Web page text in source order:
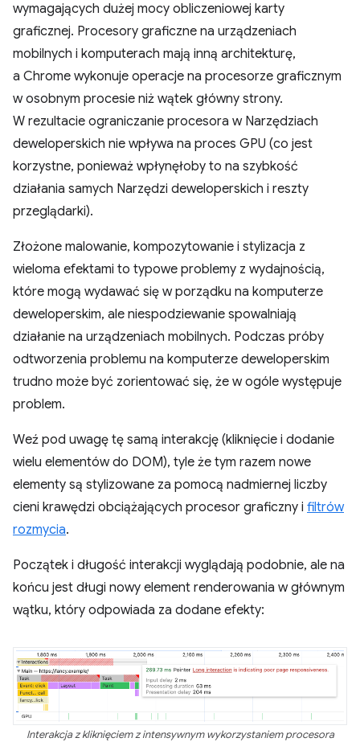
wymagających dużej mocy obliczeniowej karty
graficznej. Procesory graficzne na urządzeniach
mobilnych i komputerach mają inną architekturę,
a Chrome wykonuje operacje na procesorze graficznym
w osobnym procesie niż wątek główny strony.
W rezultacie ograniczanie procesora w Narzędziach
deweloperskich nie wpływa na proces GPU (co jest
korzystne, ponieważ wpłynęłoby to na szybkość
działania samych Narzędzi deweloperskich i reszty
przeglądarki).
Złożone malowanie, kompozytowanie i stylizacja z
wieloma efektami to typowe problemy z wydajnością,
które mogą wydawać się w porządku na komputerze
deweloperskim, ale niespodziewanie spowalniają
działanie na urządzeniach mobilnych. Podczas próby
odtworzenia problemu na komputerze deweloperskim
trudno może być zorientować się, że w ogóle występuje
problem.
Weź pod uwagę tę samą interakcję (kliknięcie i dodanie
wielu elementów do DOM), tyle że tym razem nowe
elementy są stylizowane za pomocą nadmiernej liczby
cieni krawędzi obciążających procesor graficzny i filtrów
rozmycia.
Początek i długość interakcji wyglądają podobnie, ale na
końcu jest długi nowy element renderowania w głównym
wątku, który odpowiada za dodane efekty:
Interakcja z kliknięciem z intensywnym wykorzystaniem procesora